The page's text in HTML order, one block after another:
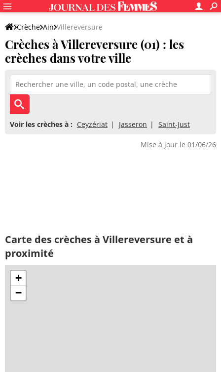
Crèche Ain Villereversure
Crèches à Villereversure (01) : les
crèches dans votre ville
Voir les crèches à : Ceyzériat Jasseron Saint-Just
Mise à jour le 01/06/26
Carte des crèches à Villereversure et à
proximité
+
−